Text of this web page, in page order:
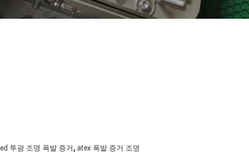
led 투광 조명 폭발 증거 , atex 폭발 증거 조명